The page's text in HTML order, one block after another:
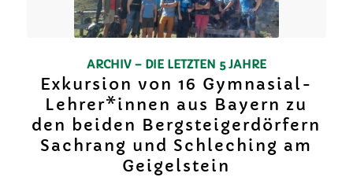
ARCHIV – DIE LETZTEN 5 JAHRE
Exkursion von 16 Gymnasial-
Lehrer*innen aus Bayern zu
den beiden Bergsteigerdörfern
Sachrang und Schleching am
Geigelstein